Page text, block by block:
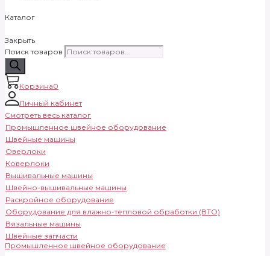
Каталог
Закрыть
Поиск товаров
Корзина0
Личный кабинет
Смотреть весь каталог
Промышленное швейное оборудование
Швейные машины
Оверлоки
Коверлоки
Вышивальные машины
Швейно-вышивальные машины
Раскройное оборудование
Оборудование для влажно-тепловой обработки (ВТО)
Вязальные машины
Швейные запчасти
Промышленное швейное оборудование